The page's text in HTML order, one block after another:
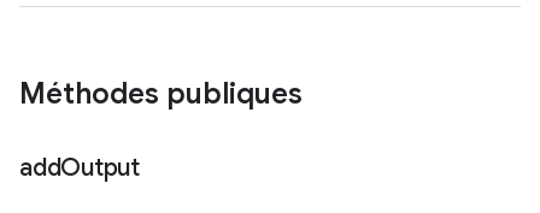
Méthodes publiques
addOutput